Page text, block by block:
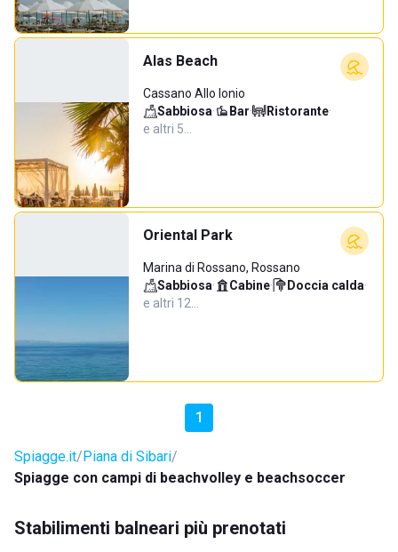
Alas Beach
Cassano Allo Ionio
Sabbiosa· Bar· Ristorante·
e altri 5…
Oriental Park
Marina di Rossano, Rossano
Sabbiosa· Cabine· Doccia calda·
e altri 12…
1
Spiagge.it Piana di Sibari
Spiagge con campi di beachvolley e beachsoccer
Stabilimenti balneari più prenotati